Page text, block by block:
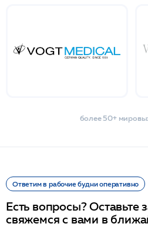
более 50+
Ответим в рабочие будни оперативно
Есть вопросы? Оставьте
свяжемся с вами в